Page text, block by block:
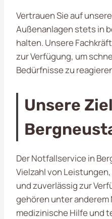
Vertrauen Sie auf
Außenanlagen stets in
halten. Unsere
zur Verfügung, um
Bedürfnisse zu
Unsere
Der Notfallservice in
Vielzahl von
und zuverlässig zur
gehören unter
medizinische Hilfe und